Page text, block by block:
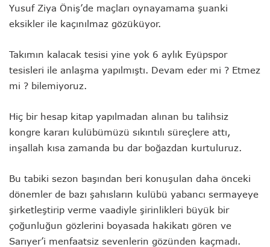
Yusuf Ziya Öniş’de maçları oynayamama şuanki
eksikler ile kaçınılmaz gözüküyor.
Takımın kalacak tesisi yine yok 6 aylık Eyüpspor
tesisleri ile anlaşma yapılmıştı. Devam eder mi ? Etmez
mi ? bilemiyoruz.
Hiç bir hesap kitap yapılmadan alınan bu talihsiz
kongre kararı kulübümüzü sıkıntılı süreçlere attı,
inşallah kısa zamanda bu dar boğazdan kurtuluruz.
Bu tabiki sezon başından beri konuşulan daha önceki
dönemler de bazı şahısların kulübü yabancı sermayeye
şirketleştirip verme vaadiyle şirinlikleri büyük bir
çoğunluğun gözlerini boyasada hakikatı gören ve
Sarıyer’i menfaatsiz sevenlerin gözünden kaçmadı.